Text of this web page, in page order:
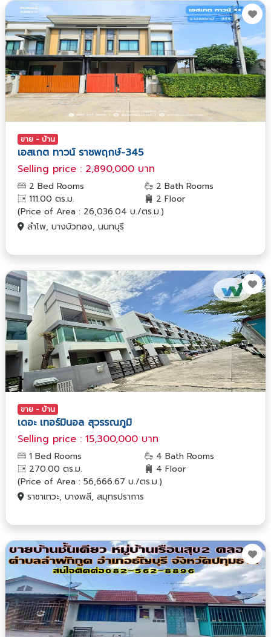
ขาย - บ้าน
เอสเกต ทาวน์ ราชพฤกษ์-345
Selling price : 2,890,000 บาท
2 Bed Rooms
2 Bath Rooms
111.00 ตร.ม.
2 Floor
(Price of Area : 26,036.04 บ./ตร.ม.)
ลำโพ, บางบัวทอง, นนทบุรี
ขาย - บ้าน
เดอะ เทอร์มินอล สุวรรณภูมิ
Selling price : 15,300,000 บาท
1 Bed Rooms
4 Bath Rooms
270.00 ตร.ม.
4 Floor
(Price of Area : 56,666.67 บ./ตร.ม.)
ราชาเทวะ, บางพลี, สมุทรปราการ